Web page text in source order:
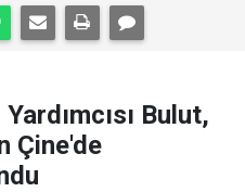
Bulut,
Çine'de